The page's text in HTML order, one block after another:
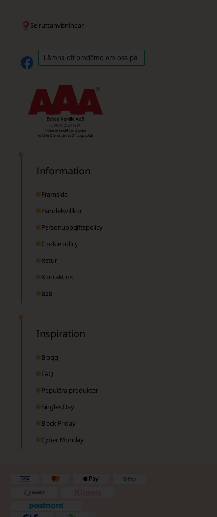
Se ruttanvisningar
Information
Framsida
Handelsvillkor
Personuppgiftspolicy
Cookiepolicy
Retur
Kontakt os
B2B
Inspiration
Blogg
FAQ
Populära produkter
Singles Day
Black Friday
Cyber Monday